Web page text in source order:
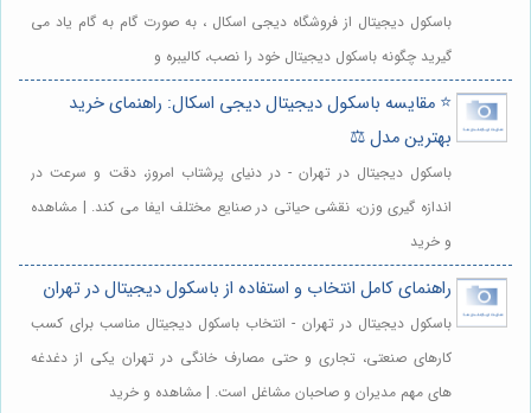
باسکول دیجیتال از فروشگاه دیجی اسکال ، به صورت گام به گام یاد می
گیرید چگونه باسکول دیجیتال خود را نصب، کالیبره و
⭐️ مقایسه باسکول دیجیتال دیجی اسکال: راهنمای خرید
بهترین مدل ⚖️
باسکول دیجیتال در تهران - در دنیای پرشتاب امروز، دقت و سرعت در
اندازه گیری وزن، نقشی حیاتی در صنایع مختلف ایفا می کند. | مشاهده
و خرید
راهنمای کامل انتخاب و استفاده از باسکول دیجیتال در تهران
باسکول دیجیتال در تهران - انتخاب باسکول دیجیتال مناسب برای کسب
کارهای صنعتی، تجاری و حتی مصارف خانگی در تهران یکی از دغدغه
های مهم مدیران و صاحبان مشاغل است. | مشاهده و خرید